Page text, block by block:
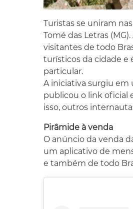
Turistas se uniram
Tomé das Letras
visitantes de todo
turísticos da cidade e
particular.
A iniciativa surgiu em
publicou o link oficial
isso, outros
Pirâmide à venda
O anúncio da venda
um aplicativo de
e também de todo